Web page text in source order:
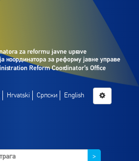
Hrvatski Српски English
>